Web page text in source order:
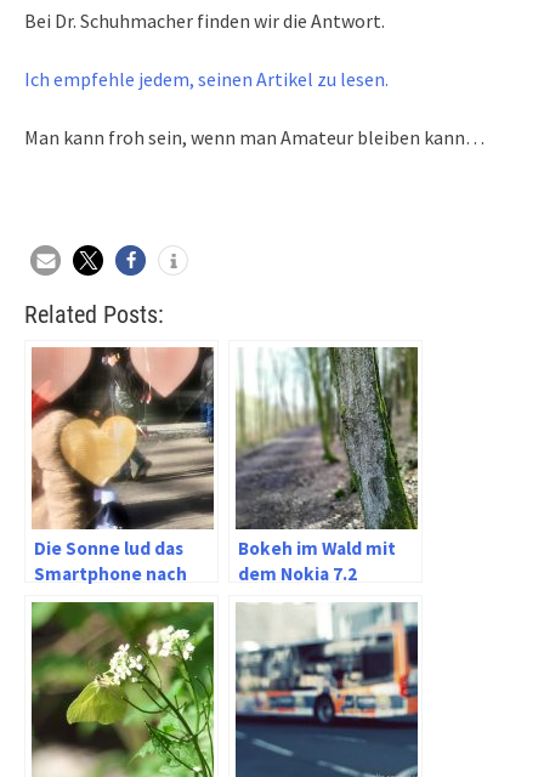
Bei Dr. Schuhmacher finden wir die Antwort.
Ich empfehle jedem, seinen Artikel zu lesen.
Man kann froh sein, wenn man Amateur bleiben kann…
Related Posts:
Die Sonne lud das
Smartphone nach
Elberfeld ein
Bokeh im Wald mit
dem Nokia 7.2